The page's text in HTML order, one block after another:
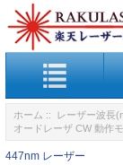
ホーム :: レーザー波長
オードレーザ CW 動作
447nm レーザー